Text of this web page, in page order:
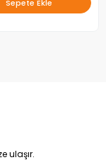
Sepete Ekle
ulaşır.